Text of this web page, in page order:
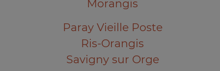
Morangis
Paray Vieille Poste
Ris-Orangis
Savigny sur Orge